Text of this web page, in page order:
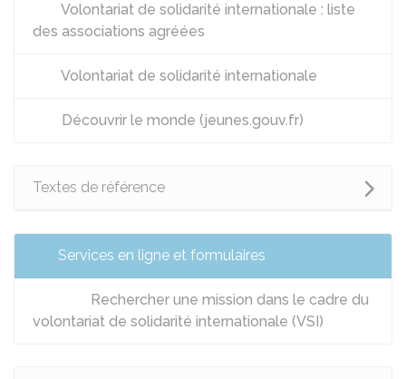
Volontariat de solidarité internationale : liste
des associations agréées
Volontariat de solidarité internationale
Découvrir le monde (jeunes.gouv.fr)
Textes de référence
Services en ligne et formulaires
Rechercher une mission dans le cadre du
volontariat de solidarité internationale (VSI)